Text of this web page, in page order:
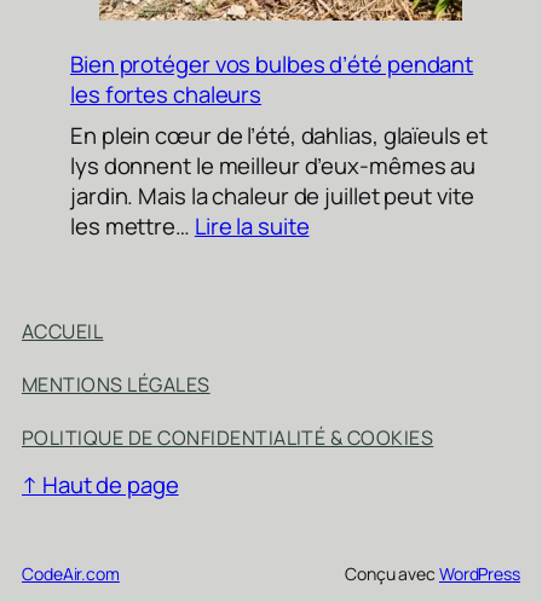
Bien protéger vos bulbes d’été pendant
les fortes chaleurs
En plein cœur de l’été, dahlias, glaïeuls et
lys donnent le meilleur d’eux-mêmes au
jardin. Mais la chaleur de juillet peut vite
les mettre… Lire la suite:
les
ACCUEIL
MENTIONS LÉGALES
POLITIQUE DE CONFIDENTIALITÉ & COOKIES
↑ Haut de page
CodeAir.com Conçu avec WordPress